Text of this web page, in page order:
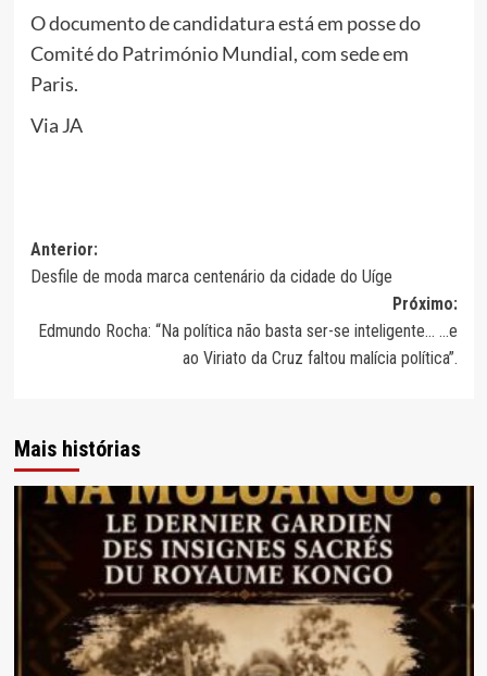
O documento de candidatura está em posse do
Comité do Património Mundial, com sede em
Paris.
Via JA
Navegação
de
artigos
Anterior:
Desfile de moda marca centenário da cidade do Uíge
Próximo:
Edmundo Rocha: “Na política não basta ser-se inteligente… …e
ao Viriato da Cruz faltou malícia política”.
Mais histórias